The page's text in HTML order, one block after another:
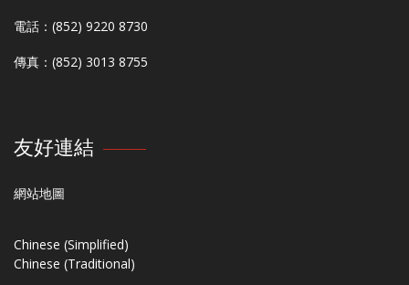
電話：(852) 9220 8730
傳真：(852) 3013 8755
友好連結
網站地圖
Chinese (Simplified)
Chinese (Traditional)